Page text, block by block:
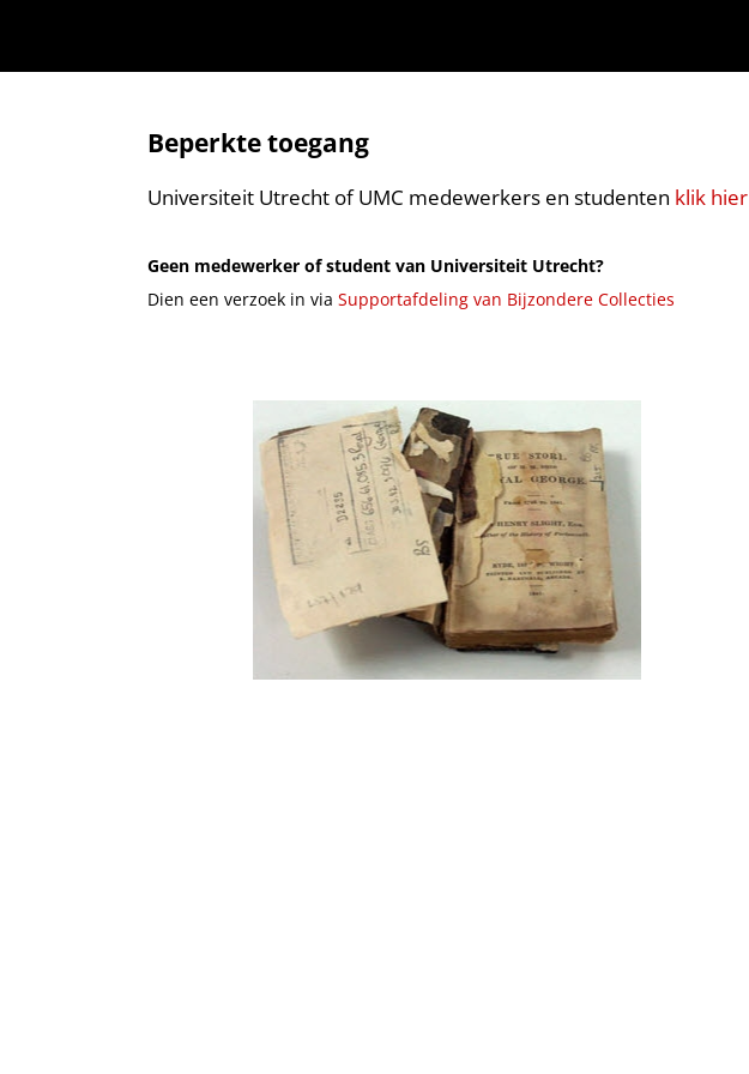
Beperkte toegang
Universiteit Utrecht of UMC medewerkers en studenten klik hier
Geen medewerker of student van Universiteit Utrecht?
Dien een verzoek in via Supportafdeling van Bijzondere Collecties